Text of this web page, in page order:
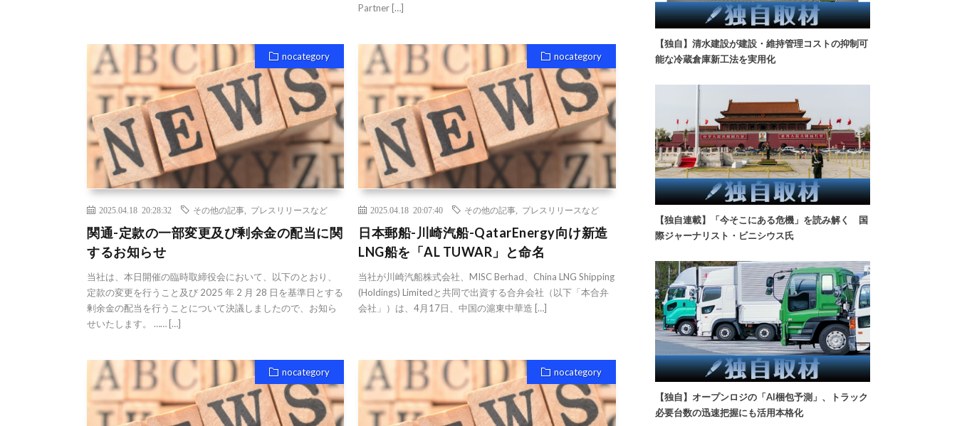
Partner […]
nocategory
2025.04.18 20:28:32 その他の記事 プレスリリースなど
関通-定款の一部変更及び剰余金の配当に関
するお知らせ
当社は、本日開催の臨時取締役会において、以下のとおり、
定款の変更を行うこと及び 2025 年 2 月 28 日を基準日とする
剰余金の配当を行うことについて決議しましたので、お知ら
せいたします。 …… […]
nocategory
2025.04.18 20:07:40 その他の記事 プレスリリースなど
日本郵船-川崎汽船-QatarEnergy向け新造
LNG船を「AL TUWAR」と命名
当社が川崎汽船株式会社、MISC Berhad、China LNG Shipping
(Holdings) Limitedと共同で出資する合弁会社（以下「本合弁
会社」）は、4月17日、中国の滬東中華造 […]
nocategory nocategory
【独自】清水建設が建設・維持管理コストの抑制可
能な冷蔵倉庫新工法を実用化
【独自連載】「今そこにある危機」を読み解く 国
際ジャーナリスト・ビニシウス氏
【独自】オープンロジの「AI梱包予測」、トラック
必要台数の迅速把握にも活用本格化